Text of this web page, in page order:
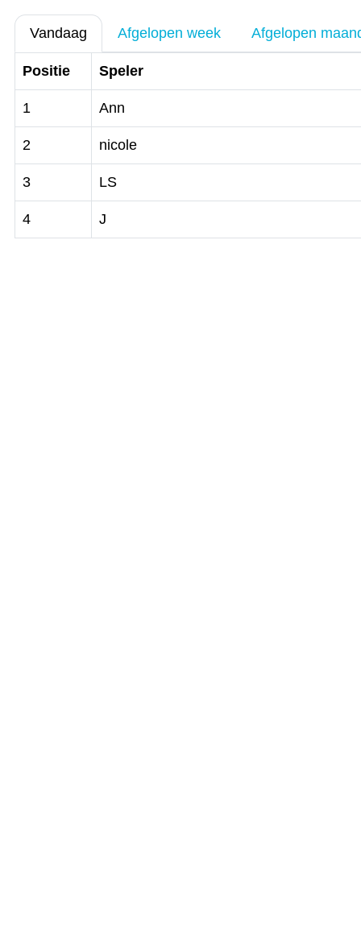
Vandaag Afgelopen week Afgelopen
Positie Speler
1 Ann
2 nicole
3 LS
4 J